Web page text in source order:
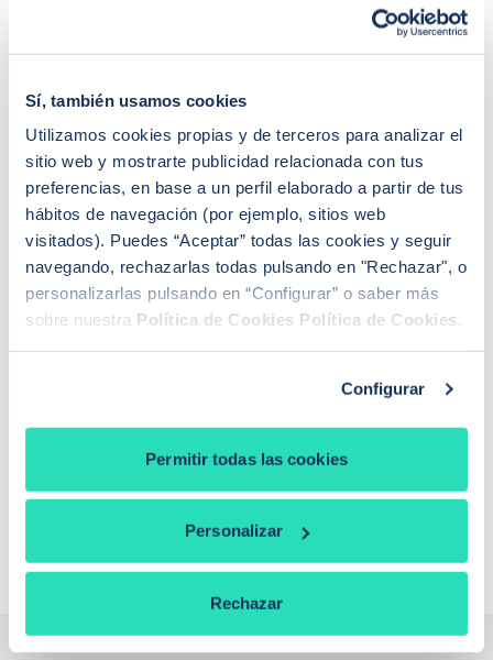
Sí, también usamos cookies
Utilizamos cookies propias y de terceros para analizar el
sitio web y mostrarte publicidad relacionada con tus
preferencias, en base a un perfil elaborado a partir de tus
hábitos de navegación (por ejemplo, sitios web
visitados). Puedes “Aceptar” todas las cookies y seguir
navegando, rechazarlas todas pulsando en "Rechazar", o
personalizarlas pulsando en “Configurar” o saber más
sobre nuestra Política de Cookies Política de Cookies .
Configurar
Permitir todas las cookies
Personalizar
Rechazar
PREGUNTAS FRECUENTES
¿Cómo funciona iAhorro?
¿Dónde puedo contactar con iAhorro?
¿Se puede cambiar de banco teniendo una
¿Qué euríbor se aplica para revisar la hipoteca?
¿Qué es la extinción de condominio con
compensación económica?
¿Buscas hipoteca?
Te ayudo a conseguir las mejores condiciones para
ti
Llamadme